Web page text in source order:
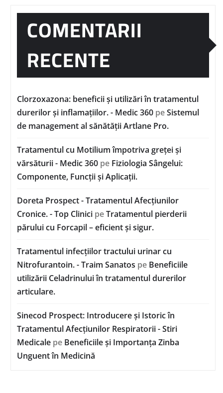
COMENTARII
RECENTE
Clorzoxazona: beneficii și utilizări în tratamentul
durerilor și inflamațiilor. - Medic 360 peSistemul
de management al sănătății Artlane Pro.
Tratamentul cu Motilium împotriva greței și
vărsăturii - Medic 360 pe Fiziologia Sângelui:
Componente, Funcții și Aplicații.
Doreta Prospect - Tratamentul Afecțiunilor
Cronice. - Top Clinici peTratamentul pierderii
părului cu Forcapil – eficient și sigur.
Tratamentul infecțiilor tractului urinar cu
Nitrofurantoin. - Traim Sanatos pe Beneficiile
utilizării Celadrinului în tratamentul durerilor
articulare.
Sinecod Prospect: Introducere și Istoric în
Tratamentul Afecțiunilor Respiratorii - Stiri
Medicale pe Beneficiile și Importanța Zinba
Unguent în Medicină